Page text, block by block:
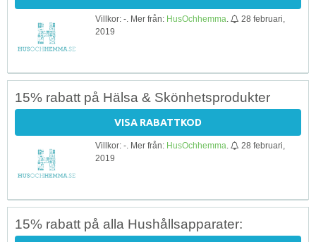
Villkor: -. Mer från: HusOchhemma
28 februari,
2019
15% rabatt på Hälsa & Skönhetsprodukter
VISA RABATTKOD
Villkor: -. Mer från: HusOchhemma
28 februari,
2019
15% rabatt på alla Hushållsapparater: